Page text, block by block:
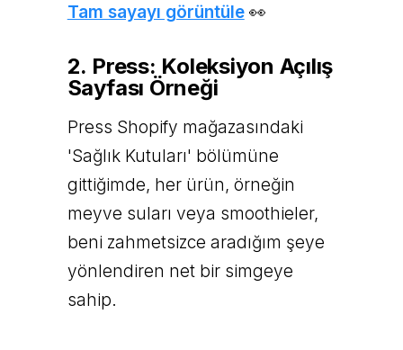
Tam sayayı görüntüle👀
2. Press: Koleksiyon Açılış
Sayfası Örneği
Press Shopify mağazasındaki
'Sağlık Kutuları' bölümüne
gittiğimde, her ürün, örneğin
meyve suları veya smoothieler,
beni zahmetsizce aradığım şeye
yönlendiren net bir simgeye
sahip.